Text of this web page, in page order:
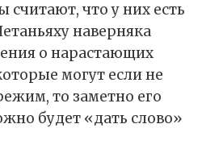
что у них есть
наверняка
о нарастающих
могут если не
то заметно его
будет «дать слово»